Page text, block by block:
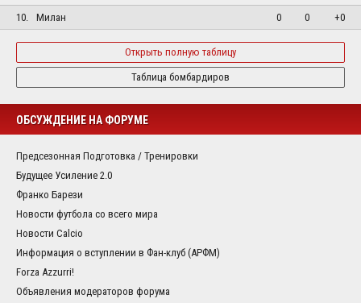
10.
Милан 0 0 +0
Открыть полную таблицу
Таблица бомбардиров
ОБСУЖДЕНИЕ НА ФОРУМЕ
Предсезонная Подготовка / Тренировки
Будущее Усиление 2.0
Франко Барези
Новости футбола со всего мира
Новости Calcio
Информация о вступлении в Фан-клуб (АРФМ)
Forza Azzurri!
Объявления модераторов форума